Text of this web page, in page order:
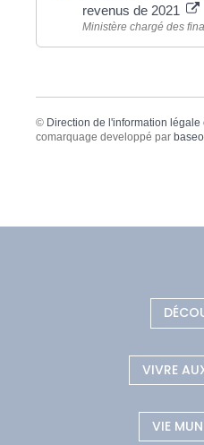
revenus de 2021
Ministère chargé des
© Direction de l'information légale
comarquage developpé par
VIVRE
VIE